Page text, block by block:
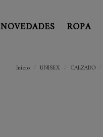
NOVEDADES ROPA
Inicio UNISEX CALZADO